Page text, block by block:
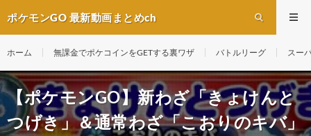
ポケモンGO 最新動画まとめch
ホーム 無課金でポケコインをGETする裏ワザ バトルリーグ スー
【ポケモンGO】新わざ「きょけんと
つげき」＆通常わざ「こおりのキバ」